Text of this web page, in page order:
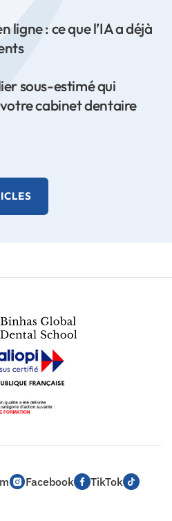
ligne : ce que l’IA a déjà
sous-estimé qui
cabinet dentaire
Facebook TikTok